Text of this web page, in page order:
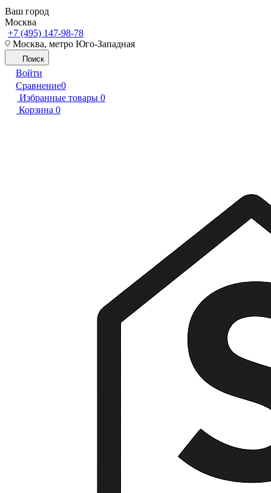
Ваш город
Москва
+7 (495) 147-98-78
Москва, метро Юго-Западная
Поиск
Войти
Сравнение0
Избранные товары 0
Корзина 0